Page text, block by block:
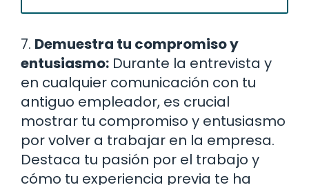
7. Demuestra tu compromiso y
entusiasmo: Durante la entrevista y
en cualquier comunicación con tu
antiguo empleador, es crucial
mostrar tu compromiso y entusiasmo
por volver a trabajar en la empresa.
Destaca tu pasión por el trabajo y
cómo tu experiencia previa te ha